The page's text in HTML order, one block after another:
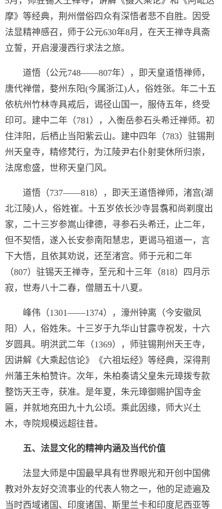
摩》等经典，荆州僧俗四众有深悟者悲不自胜。因受
法显精神感召，师于公元630年8月，在天王禅寺具斋
立誓，开启漫漫西行求法之旅。
道悟（公元748——807年），即天皇道悟禅师，
唐代禅僧，婺州东阳(今属浙江)人，俗姓张。年二十五
依杭州竹林寺具戒后，谒径山国一，服侍五年，终受
印可。建中二年（781），入衡岳参石头希迁禅师。初
住沣阳，后栖止当阳紫云山。建中四年（783）驻锡荆
州天皇寺，精修梵行，为江陵尹右仆射斐休所归崇，
法席愈盛，世称天皇门风。
道悟（737——818），即天王道悟禅师，渚宫(湖
北江陵)人，俗姓崔。十五岁依长沙寺昙翥和尚剃度出
家，二十三岁参嵩山律德，寻参石头希迁，止二年，
但不契悟，遂入长安参南阳慧忠，更谒马祖道一，言
下大悟，且依其劝说，还至渚宫。师于元和二年
（807）驻锡天王禅寺，至元和十三年（818）四月示
寂，世寿八十二春，僧腊五十八夏。
峰伟（1301——1374），濠州钟离（今安徽凤
阳）人，俗姓朱。十三岁于九华山甘露寺祝发，十六
岁圆具。明洪武二年（1369），师驻锡荆州天王寺，
因讲解《大乘起信论》《六祖坛经》等经典，深得荆
州藩王朱柏赞许。次年，朱柏奏请父皇朱元璋拨专款
整饬天王寺，获准。是年夏，朱元璋御赐护国寺金
匾，并就地充田九十九公顷。乘此因缘，师大兴土
木，寺院规模远超往昔。
五、法显文化的精神内涵及当代价值
法显大师是中国最早具有世界眼光和开创中国佛
教对外友好交流事业的代表人物之一，他的足迹遍及
当时西域诸国、印度诸国、斯里兰卡和印度尼西亚等